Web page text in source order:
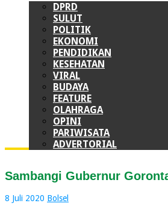
DPRD
SULUT
POLITIK
EKONOMI
PENDIDIKAN
KESEHATAN
VIRAL
BUDAYA
FEATURE
OLAHRAGA
OPINI
PARIWISATA
ADVERTORIAL
Sambangi Gubernur
8 Juli 2020 Bolsel